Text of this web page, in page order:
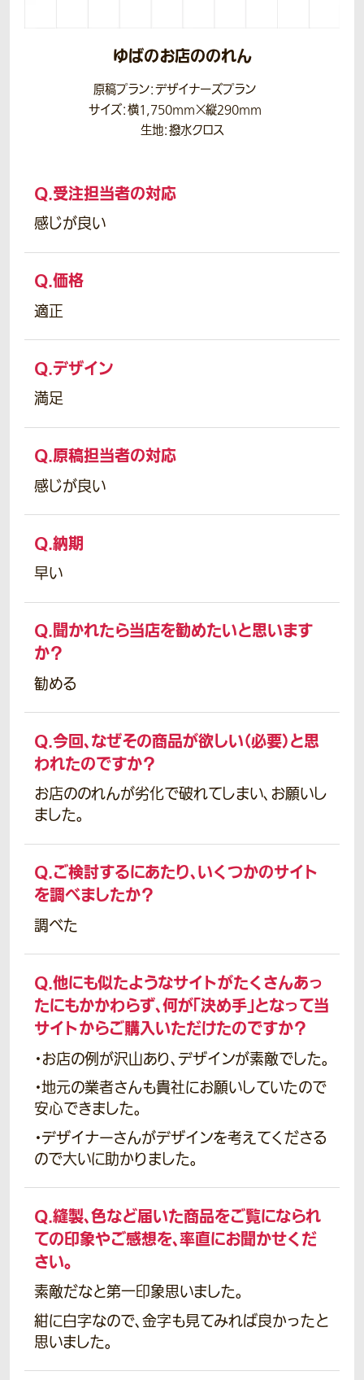
ゆばのお店ののれん
原稿プラン：デザイナーズプラン
サイズ：横1,750mm×縦290mm
生地：撥水クロス
Q.受注担当者の対応
感じが良い
Q.価格
適正
Q.デザイン
満足
Q.原稿担当者の対応
感じが良い
Q.納期
早い
Q.聞かれたら当店を勧めたいと思います
か？
勧める
Q.今回、なぜその商品が欲しい（必要）と思
われたのですか？
お店ののれんが劣化で破れてしまい、お願いし
ました。
Q.ご検討するにあたり、いくつかのサイト
を調べましたか？
調べた
Q.他にも似たようなサイトがたくさんあっ
たにもかかわらず、何が「決め手」となって当
サイトからご購入いただけたのですか？
・お店の例が沢山あり、デザインが素敵でした。
・地元の業者さんも貴社にお願いしていたので
安心できました。
・デザイナーさんがデザインを考えてくださる
ので大いに助かりました。
Q.縫製、色など届いた商品をご覧になられ
ての印象やご感想を、率直にお聞かせくだ
さい。
素敵だなと第一印象思いました。
紺に白字なので、金字も見てみれば良かったと
思いました。